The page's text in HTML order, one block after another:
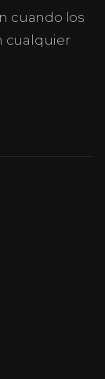
cuando los
cualquier